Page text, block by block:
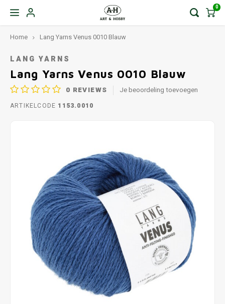
0
Home Lang Yarns Venus 0010 Blauw
LANG YARNS
Lang Yarns Venus 0010 Blauw
0 REVIEWS Je beoordeling toevoegen
ARTIKELCODE 1153.0010